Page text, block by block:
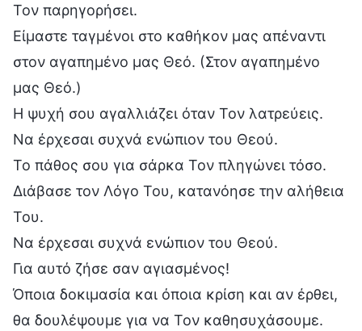
Τον παρηγορήσει.
Είμαστε ταγμένοι στο καθήκον μας απέναντι
στον αγαπημένο μας Θεό. (Στον αγαπημένο
μας Θεό.)
Η ψυχή σου αγαλλιάζει όταν Τον λατρεύεις.
Να έρχεσαι συχνά ενώπιον του Θεού.
Το πάθος σου για σάρκα Τον πληγώνει τόσο.
Διάβασε τον Λόγο Του, κατανόησε την αλήθεια
Του.
Να έρχεσαι συχνά ενώπιον του Θεού.
Για αυτό ζήσε σαν αγιασμένος!
Όποια δοκιμασία και όποια κρίση και αν έρθει,
θα δουλέψουμε για να Τον καθησυχάσουμε.